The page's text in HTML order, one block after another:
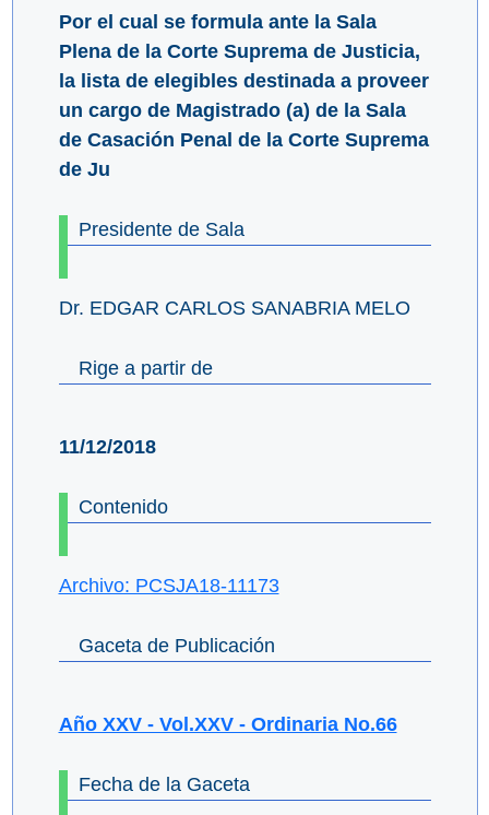
Por el cual se formula ante la Sala
Plena de la Corte Suprema de Justicia,
la lista de elegibles destinada a proveer
un cargo de Magistrado (a) de la Sala
de Casación Penal de la Corte Suprema
de Ju
Presidente de Sala
Dr. EDGAR CARLOS SANABRIA MELO
Rige a partir de
11/12/2018
Contenido
Archivo: PCSJA18-11173
Gaceta de Publicación
Año XXV - Vol.XXV - Ordinaria No.66
Fecha de la Gaceta